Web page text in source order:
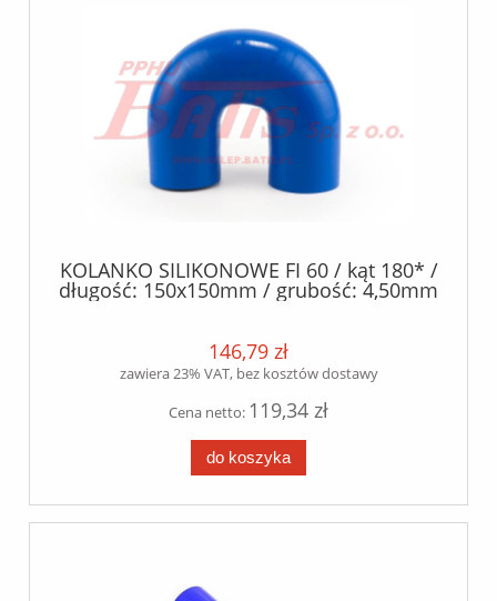
KOLANKO SILIKONOWE FI 60 / kąt 180* /
długość: 150x150mm / grubość: 4,50mm
/- 0.5mm / silikon poliester /
146,79 zł
zawiera 23% VAT, bez kosztów dostawy
Cena netto: 119,34 zł
do koszyka